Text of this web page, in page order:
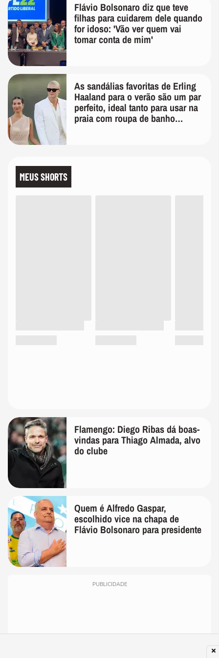
Flávio Bolsonaro diz que teve
filhas para cuidarem dele quando
for idoso: 'Vão ver quem vai
tomar conta de mim'
As sandálias favoritas de Erling
Haaland para o verão são um par
perfeito, ideal tanto para usar na
praia com roupa de banho
MEUS SHORTS
Flamengo: Diego Ribas dá boas-
vindas para Thiago Almada, alvo
do clube
Quem é Alfredo Gaspar,
escolhido vice na chapa de
Flávio Bolsonaro para presidente
PUBLICIDADE